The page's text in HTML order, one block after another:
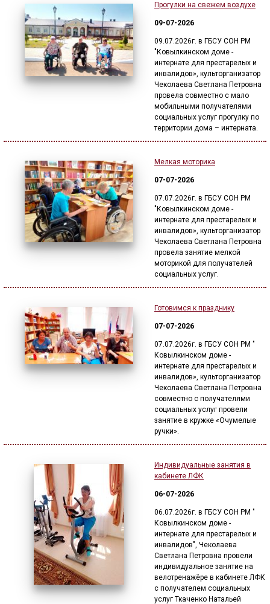
Прогулки на свежем воздухе
09-07-2026
09.07.2026г. в ГБСУ СОН РМ
"Ковылкинском доме -
интернате для престарелых и
инвалидов», культорганизатор
Чеколаева Светлана Петровна
провела совместно с мало
мобильными получателями
социальных услуг прогулку по
территории дома – интерната.
Мелкая моторика
07-07-2026
07.07.2026г. в ГБСУ СОН РМ
"Ковылкинском доме -
интернате для престарелых и
инвалидов», культорганизатор
Чеколаева Светлана Петровна
провела занятие мелкой
моторикой для получателей
социальных услуг.
Готовимся к празднику
07-07-2026
07.07.2026г. в ГБСУ СОН РМ "
Ковылкинском доме -
интернате для престарелых и
инвалидов», культорганизатор
Чеколаева Светлана Петровна
совместно с получателями
социальных услуг провели
занятие в кружке «Очумелые
ручки».
Индивидуальные занятия в
кабинете ЛФК
06-07-2026
06.07.2026г. в ГБСУ СОН РМ "
Ковылкинском доме -
интернате для престарелых и
инвалидов", Чеколаева
Светлана Петровна провели
индивидуальное занятие на
велотренажёре в кабинете ЛФК
с получателем социальных
услуг Ткаченко Натальей